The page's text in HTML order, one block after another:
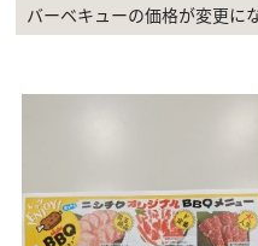
バーベキューの価格が変更に